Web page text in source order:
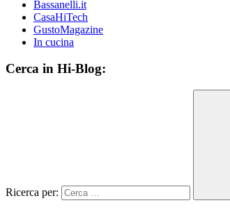
Bassanelli.it
CasaHiTech
GustoMagazine
In cucina
Cerca in Hi-Blog:
Ricerca per: